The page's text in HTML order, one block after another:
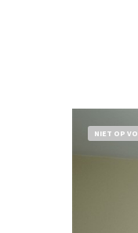
NIET OP